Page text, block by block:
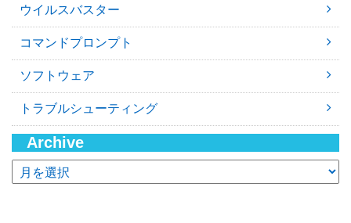
ウイルスバスター
コマンドプロンプト
ソフトウェア
トラブルシューティング
Archive
ア
ー